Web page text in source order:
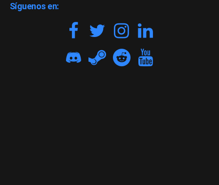
Síguenos en: